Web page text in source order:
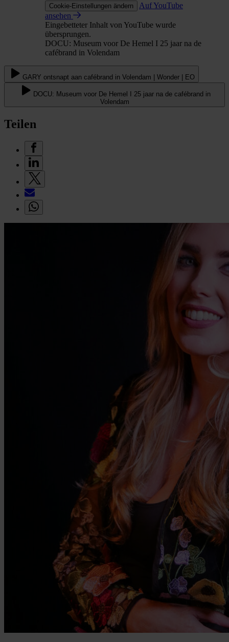
Cookie-Einstellungen ändern
Auf YouTube
ansehen
Eingebetteter Inhalt von YouTube wurde
übersprungen.
DOCU: Museum voor De Hemel I 25 jaar na de
cafébrand in Volendam
GARY ontsnapt aan cafébrand in Volendam | Wonder | EO
DOCU: Museum voor De Hemel I 25 jaar na de cafébrand in
Volendam
Teilen